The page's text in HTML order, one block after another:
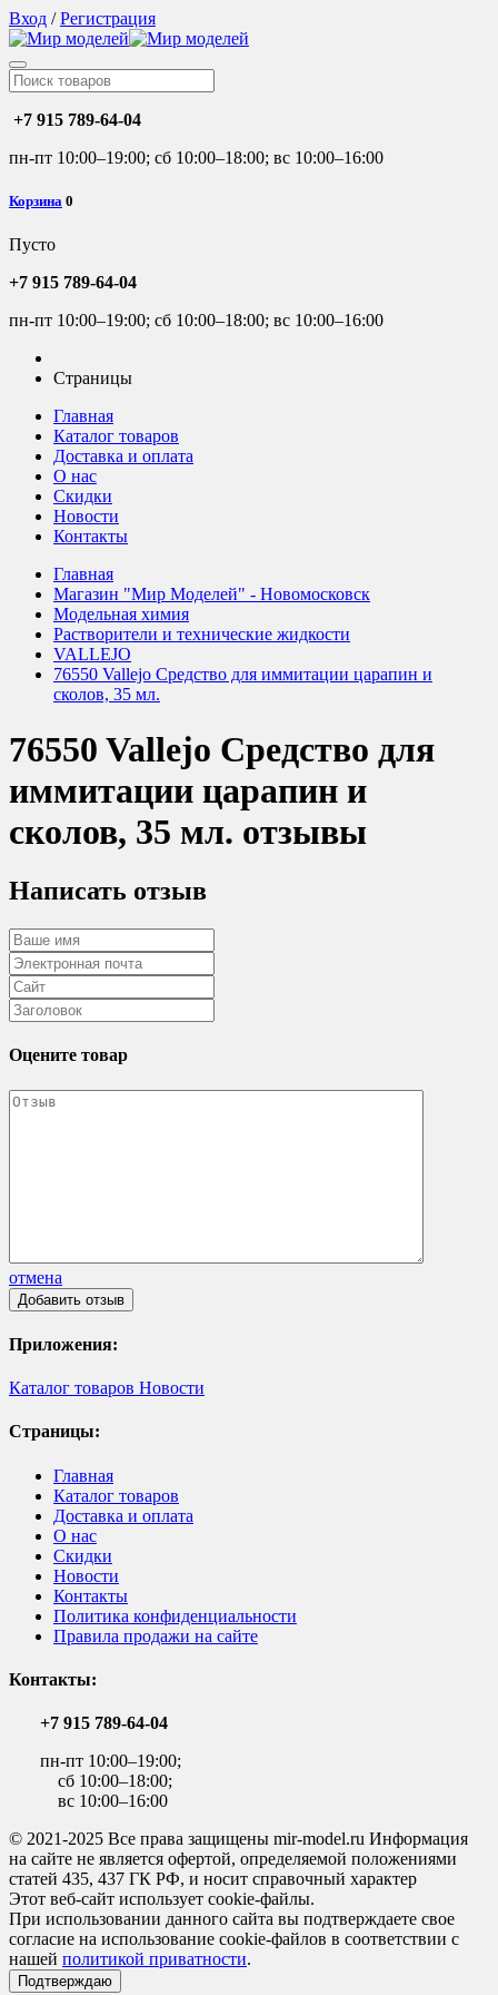
Вход /Регистрация
+7 915 789-64-04
пн-пт 10:00–19:00; сб 10:00–18:00; вс 10:00–16:00
Корзина 0
Пусто
+7 915 789-64-04
пн-пт 10:00–19:00; сб 10:00–18:00; вс 10:00–16:00
Страницы
Главная
Каталог товаров
Доставка и оплата
О нас
Скидки
Новости
Контакты
Главная
Магазин "Мир Моделей" - Новомосковск
Модельная химия
Растворители и технические жидкости
VALLEJO
76550 Vallejo Средство для иммитации царапин и
сколов, 35 мл.
76550 Vallejo Средство для
иммитации царапин и
сколов, 35 мл. отзывы
Написать отзыв
Оцените товар
отмена
Приложения:
Каталог товаров Новости
Страницы:
Главная
Каталог товаров
Доставка и оплата
О нас
Скидки
Новости
Контакты
Политика конфиденциальности
Правила продажи на сайте
Контакты:
+7 915 789-64-04
пн-пт 10:00–19:00;
сб 10:00–18:00;
вс 10:00–16:00
© 2021-2025 Все права защищены mir-model.ru Информация
на сайте не является офертой, определяемой положениями
статей 435, 437 ГК РФ, и носит справочный характер
Этот веб-сайт использует cookie-файлы.
При использовании данного сайта вы подтверждаете свое
согласие на использование cookie-файлов в соответствии с
нашей политикой приватности.
Подтверждаю